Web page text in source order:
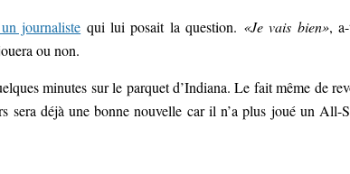
journaliste qui lui posait la question. «Je vais bien»,
ou non.
minutes sur le parquet d’Indiana. Le fait même de
sera déjà une bonne nouvelle car il n’a plus joué un All-